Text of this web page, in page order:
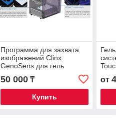
Программа для захвата
изображений Clinx
GenoSens для гель
документирующая
система GenoSens 2000
50 000₸
Купить
от